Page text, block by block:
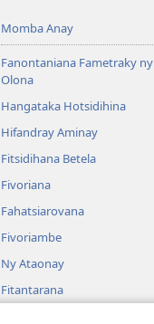
Momba Anay
Fanontaniana Fametraky ny
Olona
Hangataka Hotsidihina
Hifandray Aminay
Fitsidihana Betela
Fivoriana
Fahatsiarovana
Fivoriambe
Ny Ataonay
Fitantarana